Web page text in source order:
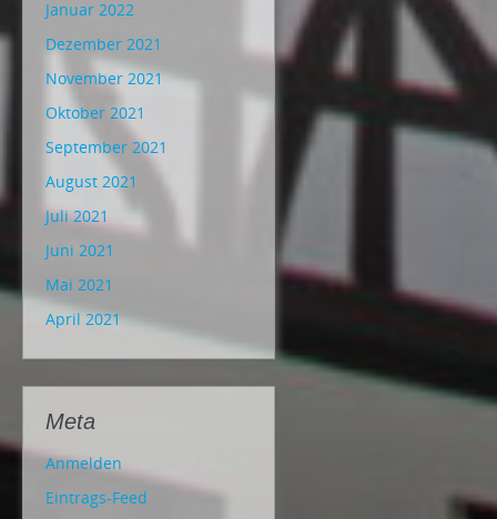
Januar 2022
Dezember 2021
November 2021
Oktober 2021
September 2021
August 2021
Juli 2021
Juni 2021
Mai 2021
April 2021
Meta
Anmelden
Eintrags-Feed